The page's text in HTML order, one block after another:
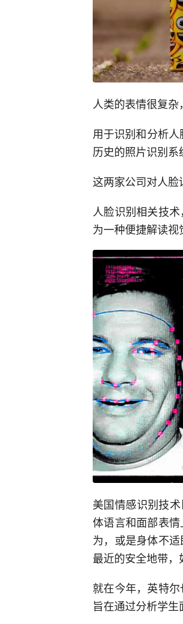
人类的表情很复
用于识别和分析
历史的照片识别系
这两家公司对人脸
人脸识别相关技
为一种便捷解读视
美国情感识别技
体语言和面部表
为，或是身体不
最近的安全地带，
就在今年，英特
旨在通过分析学生